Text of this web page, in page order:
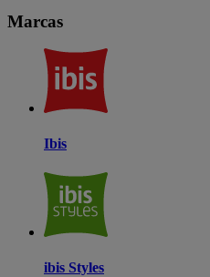
Marcas
Ibis
ibis Styles